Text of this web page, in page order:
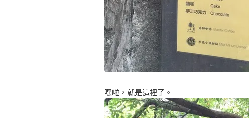
嘿啦，就是這裡了。